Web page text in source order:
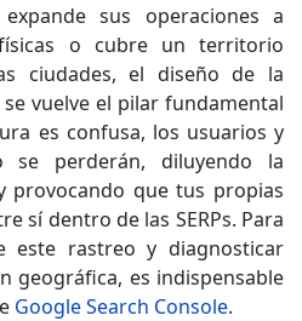
sus operaciones a
o cubre un territorio
ciudades, el diseño de la
vuelve el pilar fundamental
es confusa, los usuarios y
perderán, diluyendo la
provocando que tus propias
sí dentro de las SERPs. Para
este rastreo y diagnosticar
geográfica, es indispensable
Google Search Console.